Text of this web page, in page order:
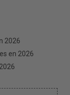
2026
en 2026